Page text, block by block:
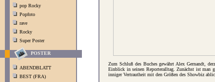
pop Rocky
Popfoto
rave
Rocky
Super Poster
POSTER
ABENDBLATT
BEST (FRA)
Zum Schluß des Buches gewährt Alex Gernandt,
Einblick in seinen Reporteralltag. Zunächst ist man
inniger Vertrautheit mit den Größen des Showbiz